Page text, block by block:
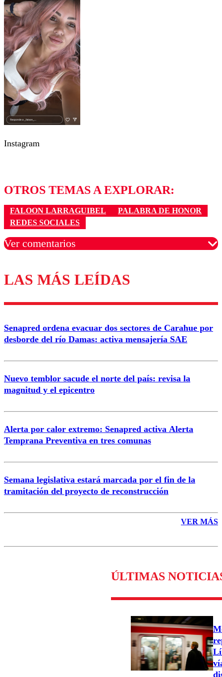
Instagram
OTROS TEMAS A EXPLORAR:
FALOON LARRAGUIBEL
PALABRA DE HONOR
REDES SOCIALES
Ver comentarios
Los comentarios son moderados para garantizar un
diálogo respetuoso.
Nombre
Correo
LAS MÁS LEÍDAS
Senapred ordena evacuar dos sectores de Carahue por
desborde del río Damas: activa mensajería SAE
Nuevo temblor sacude el norte del país: revisa la
magnitud y el epicentro
Alerta por calor extremo: Senapred activa Alerta
Temprana Preventiva en tres comunas
Semana legislativa estará marcada por el fin de la
tramitación del proyecto de reconstrucción
VER MÁS
ÚLTIMAS